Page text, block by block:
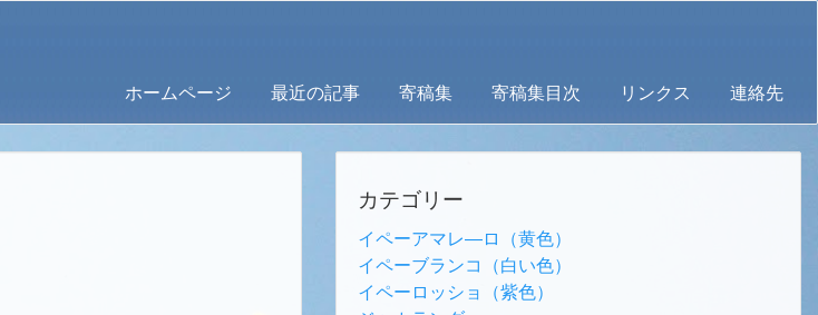
ホームページ 最近の記事 寄稿集 寄稿集目次 リンクス 連絡先
カテゴリー
イペーアマレ―ロ（黄色）
イペーブランコ（白い色）
イペーロッショ（紫色）